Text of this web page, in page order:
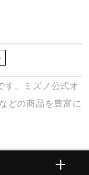
す。ミズノ公式オ
などの商品を豊富に